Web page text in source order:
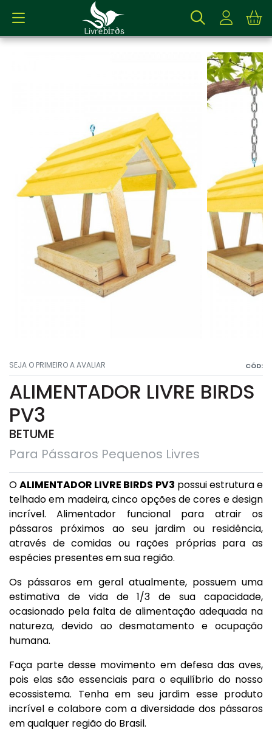
SEJA O PRIMEIRO A AVALIAR CÓD:
ALIMENTADOR LIVRE BIRDS
PV3
BETUME
Para Pássaros Pequenos Livres
OALIMENTADOR LIVRE BIRDS PV3 possui estrutura e
telhado em madeira, cinco opções de cores e design
incrível. Alimentador funcional para atrair os
pássaros próximos ao seu jardim ou residência,
através de comidas ou rações próprias para as
espécies presentes em sua região.
Os pássaros em geral atualmente, possuem uma
estimativa de vida de 1/3 de sua capacidade,
ocasionado pela falta de alimentação adequada na
natureza, devido ao desmatamento e ocupação
humana.
Faça parte desse movimento em defesa das aves,
pois elas são essenciais para o equilíbrio do nosso
ecossistema. Tenha em seu jardim esse produto
incrível e colabore com a diversidade dos pássaros
em qualquer região do Brasil.